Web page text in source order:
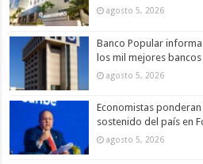
agosto 5, 2026
Banco Popular
los mil mejores
agosto 5, 2026
Economistas
sostenido del país en
agosto 5, 2026